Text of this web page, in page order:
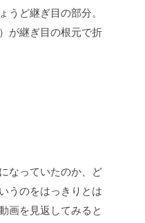
うど継ぎ目の部分。
が継ぎ目の根元で折
なっていたのか、ど
うのをはっきりとは
画を見返してみると